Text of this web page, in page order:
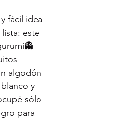
fácil idea
este
algodón
y
sólo
para